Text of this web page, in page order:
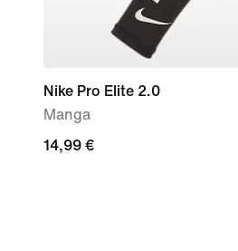
Nike Pro Elite 2.0
Manga
14,99
14,99 €